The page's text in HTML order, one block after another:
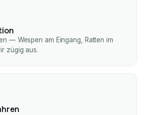
— Wespen am Eingang, Ratten im
zügig aus.